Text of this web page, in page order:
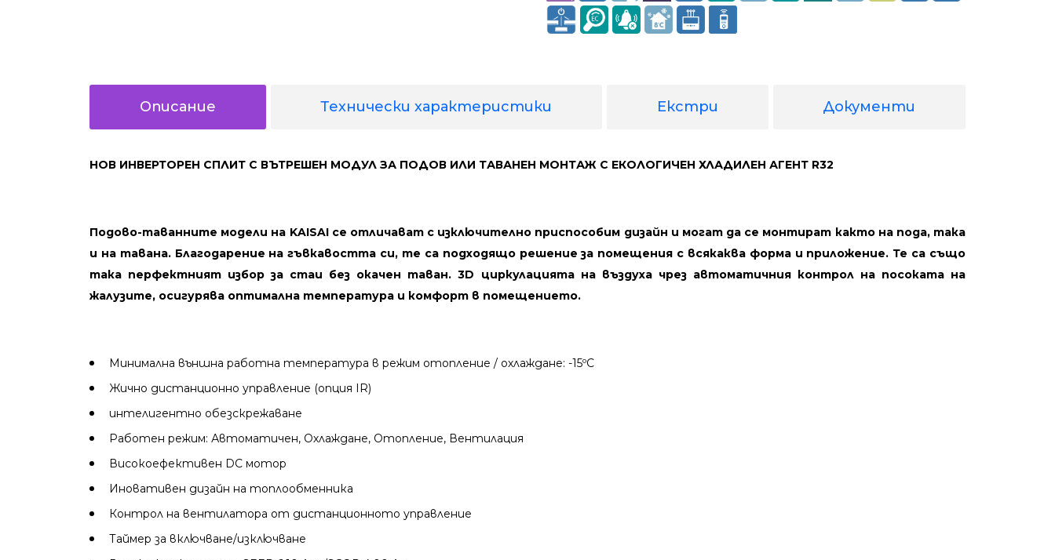
Описание Технически характеристики Екстри Документи
НОВ ИНВЕРТОРЕН СПЛИТ С ВЪТРЕШЕН МОДУЛ ЗА ПОДОВ ИЛИ ТАВАНЕН МОНТАЖ С ЕКОЛОГИЧЕН ХЛАДИЛЕН АГЕНТ R32
Подово-таванните модели на KAISAI се отличават с изключително приспособим дизайн и могат да се монтират както на пода, така
и на тавана. Благодарение на гъвкавостта си, те са подходящо решение за помещения с всякаква форма и приложение. Те са също
така перфектният избор за стаи без окачен таван. 3D циркулацията на въздуха чрез автоматичния контрол на посоката на
жалузите, осигурява оптимална температура и комфорт в помещението.
Минимална външна работна температура в режим отопление / охлаждане: -15ºС
Жично дистанционно управление (опция IR)
интелигентно обезскрежаване
Работен режим: Автоматичен, Охлаждане, Отопление, Вентилация
Високоефективен DC мотор
Иновативен дизайн на топлообменника
Контрол на вентилатора от дистанционното управление
Таймер за включване/изключване